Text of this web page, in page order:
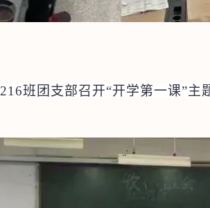
216班团支部召开“开学第一课”主